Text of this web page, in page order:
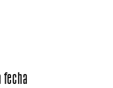
fecha